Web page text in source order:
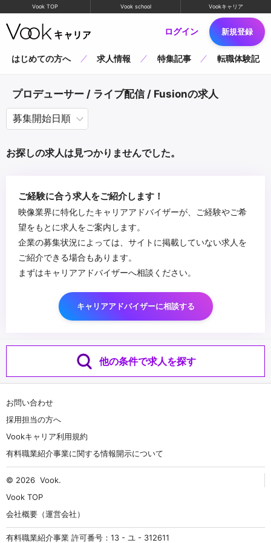
Vook TOP Vook school Vookキャリア
ログイン 新規登録
はじめての方へ 求人情報 特集記事 転職体験記
プロデューサー / ライブ配信 / Fusionの求人
お探しの求人は見つかりませんでした。
ご経験に合う求人をご紹介します！
映像業界に特化したキャリアアドバイザーが、ご経験やご希
望をもとに求人をご案内します。
企業の募集状況によっては、サイトに掲載していない求人を
ご紹介できる場合もあります。
まずはキャリアアドバイザーへ相談ください。
キャリアアドバイザーに相談する
他の条件で求人を探す
お問い合わせ
採用担当の方へ
Vookキャリア利用規約
有料職業紹介事業に関する情報開示について
© 2026 Vook.
Vook TOP
会社概要（運営会社）
有料職業紹介事業 許可番号：13 - ユ - 312611